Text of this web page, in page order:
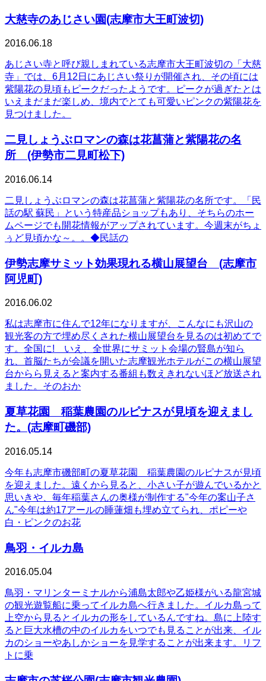
大慈寺のあじさい園(志摩市大王町波切)
2016.06.18
あじさい寺と呼び親しまれている志摩市大王町波切の「大慈
寺」では、6月12日にあじさい祭りが開催され、その頃には
紫陽花の見頃もピークだったようです。ピークが過ぎたとは
いえまだまだ楽しめ、境内でとても可愛いピンクの紫陽花を
見つけました。
二見しょうぶロマンの森は花菖蒲と紫陽花の名
所 (伊勢市二見町松下)
2016.06.14
二見しょうぶロマンの森は花菖蒲と紫陽花の名所です。「民
話の駅 蘇民」という特産品ショップもあり、そちらのホー
ムページでも開花情報がアップされています。今週末がちょ
ぅど見頃かな～。。◆民話の
伊勢志摩サミット効果現れる横山展望台 (志摩市
阿児町)
2016.06.02
私は志摩市に住んで12年になりますが、こんなにも沢山の
観光客の方で埋め尽くされた横山展望台を見るのは初めてで
す。全国に! いえ、全世界にサミット会場の賢島が知ら
れ、首脳たちが会議を開いた志摩観光ホテルがこの横山展望
台からら見えると案内する番組も数えきれないほど放送され
ました。そのおか
夏草花園 稲葉農園のルピナスが見頃を迎えまし
た。(志摩町磯部)
2016.05.14
今年も志摩市磯部町の夏草花園 稲葉農園のルピナスが見頃
を迎えました。遠くから見ると、小さい子が遊んでいるかと
思いきや、毎年稲葉さんの奥様が制作する"今年の案山子さ
ん"今年は約17アールの睡蓮畑も埋め立てられ、ポピーや
白・ピンクのお花
鳥羽・イルカ島
2016.05.04
鳥羽・マリンターミナルから浦島太郎や乙姫様がいる龍宮城
の観光遊覧船に乗ってイルカ島へ行きました。イルカ島って
上空から見るとイルカの形をしているんですね。島に上陸す
ると巨大水槽の中のイルカをいつでも見ることが出来、イル
カのショーやあしかショーを見学することが出来ます。リフ
トに乗